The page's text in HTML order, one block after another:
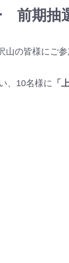
前期抽
山の皆様にご
、10名様に 「